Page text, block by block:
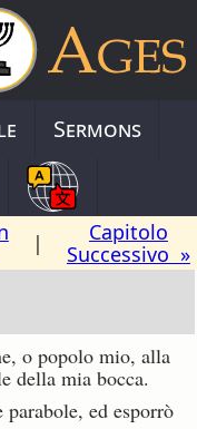
Sermons
|
Capitolo
Successivo »
o popolo mio, alla
della mia bocca.
ed esporrò